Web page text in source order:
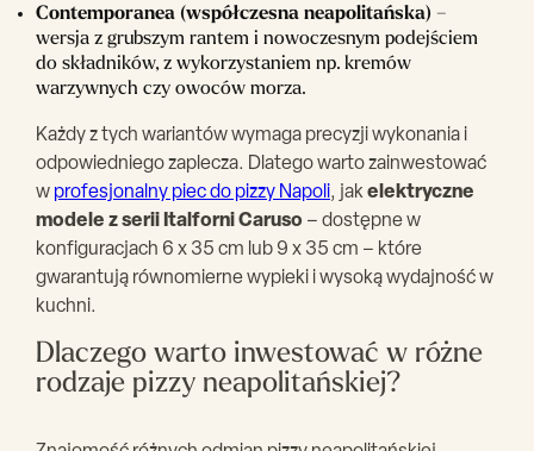
Contemporanea (współczesna neapolitańska) –
wersja z grubszym rantem i nowoczesnym podejściem
do składników, z wykorzystaniem np. kremów
warzywnych czy owoców morza.
Każdy z tych wariantów wymaga precyzji wykonania i
odpowiedniego zaplecza. Dlatego warto zainwestować
w profesjonalny piec do pizzy Napoli, jakelektryczne
modele z serii Italforni Caruso – dostępne w
konfiguracjach 6 x 35 cm lub 9 x 35 cm – które
gwarantują równomierne wypieki i wysoką wydajność w
kuchni.
Dlaczego warto inwestować w różne
rodzaje pizzy neapolitańskiej?